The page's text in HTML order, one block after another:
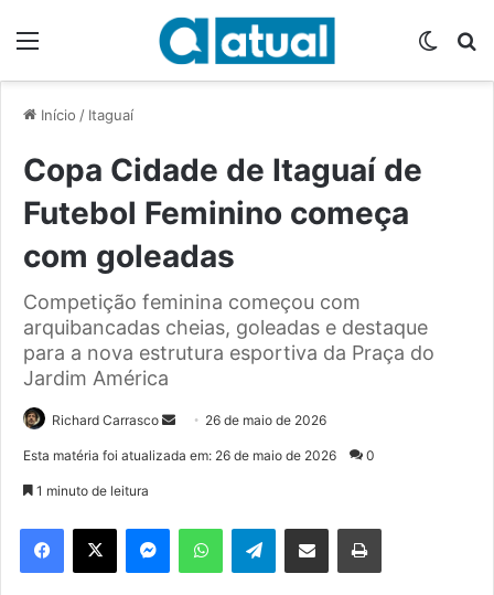
Início / Itaguaí
Copa Cidade de Itaguaí de
Futebol Feminino começa
com goleadas
Competição feminina começou com
arquibancadas cheias, goleadas e destaque
para a nova estrutura esportiva da Praça do
Jardim América
Richard Carrasco
e
m
26 de maio de 2026
Esta matéria foi atualizada em: 26 de maio de 2026 0
1 minuto de leitura
Telegram